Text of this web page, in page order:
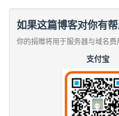
如果这篇博客对你有
你的捐赠将用于服务器与域名费
支付宝